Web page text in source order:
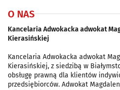
O NAS
Kancelaria Adwokacka adwokat
Kierasińskiej
Kancelaria Adwokacka adwokat
Kierasińskiej, z siedzibą w
obsługę prawną dla klientów
przedsiębiorców. Adwokat